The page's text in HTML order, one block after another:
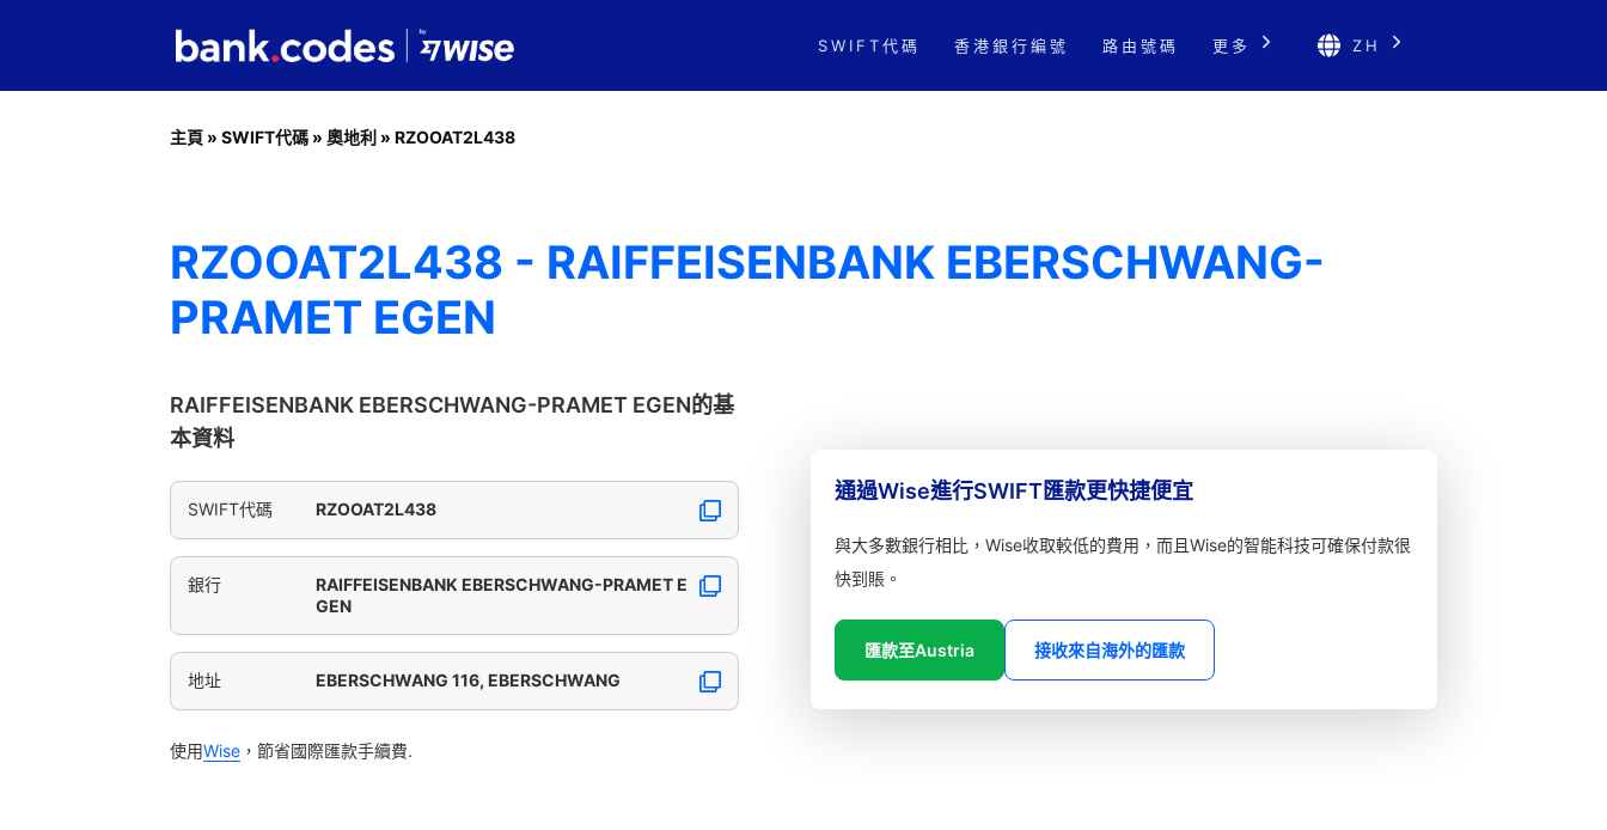
SWIFT代碼 香港銀行編號 路由號碼 更多 ZH
主頁 » SWIFT代碼 » 奧地利 » RZOOAT2L438
RZOOAT2L438 - RAIFFEISENBANK EBERSCHWANG-
PRAMET EGEN
RAIFFEISENBANK EBERSCHWANG-PRAMET EGEN的基
本資料
SWIFT代碼 RZOOAT2L438
銀行
RAIFFEISENBANK EBERSCHWANG-PRAMET E
GEN
地址 EBERSCHWANG 116, EBERSCHWANG
使用Wise ，節省國際匯款手續費.
通過Wise進行SWIFT匯款更快捷便宜
與大多數銀行相比，Wise收取較低的費用，而且Wise的智能科技可確保付款很
快到賬。
匯款至Austria 接收來自海外的匯款